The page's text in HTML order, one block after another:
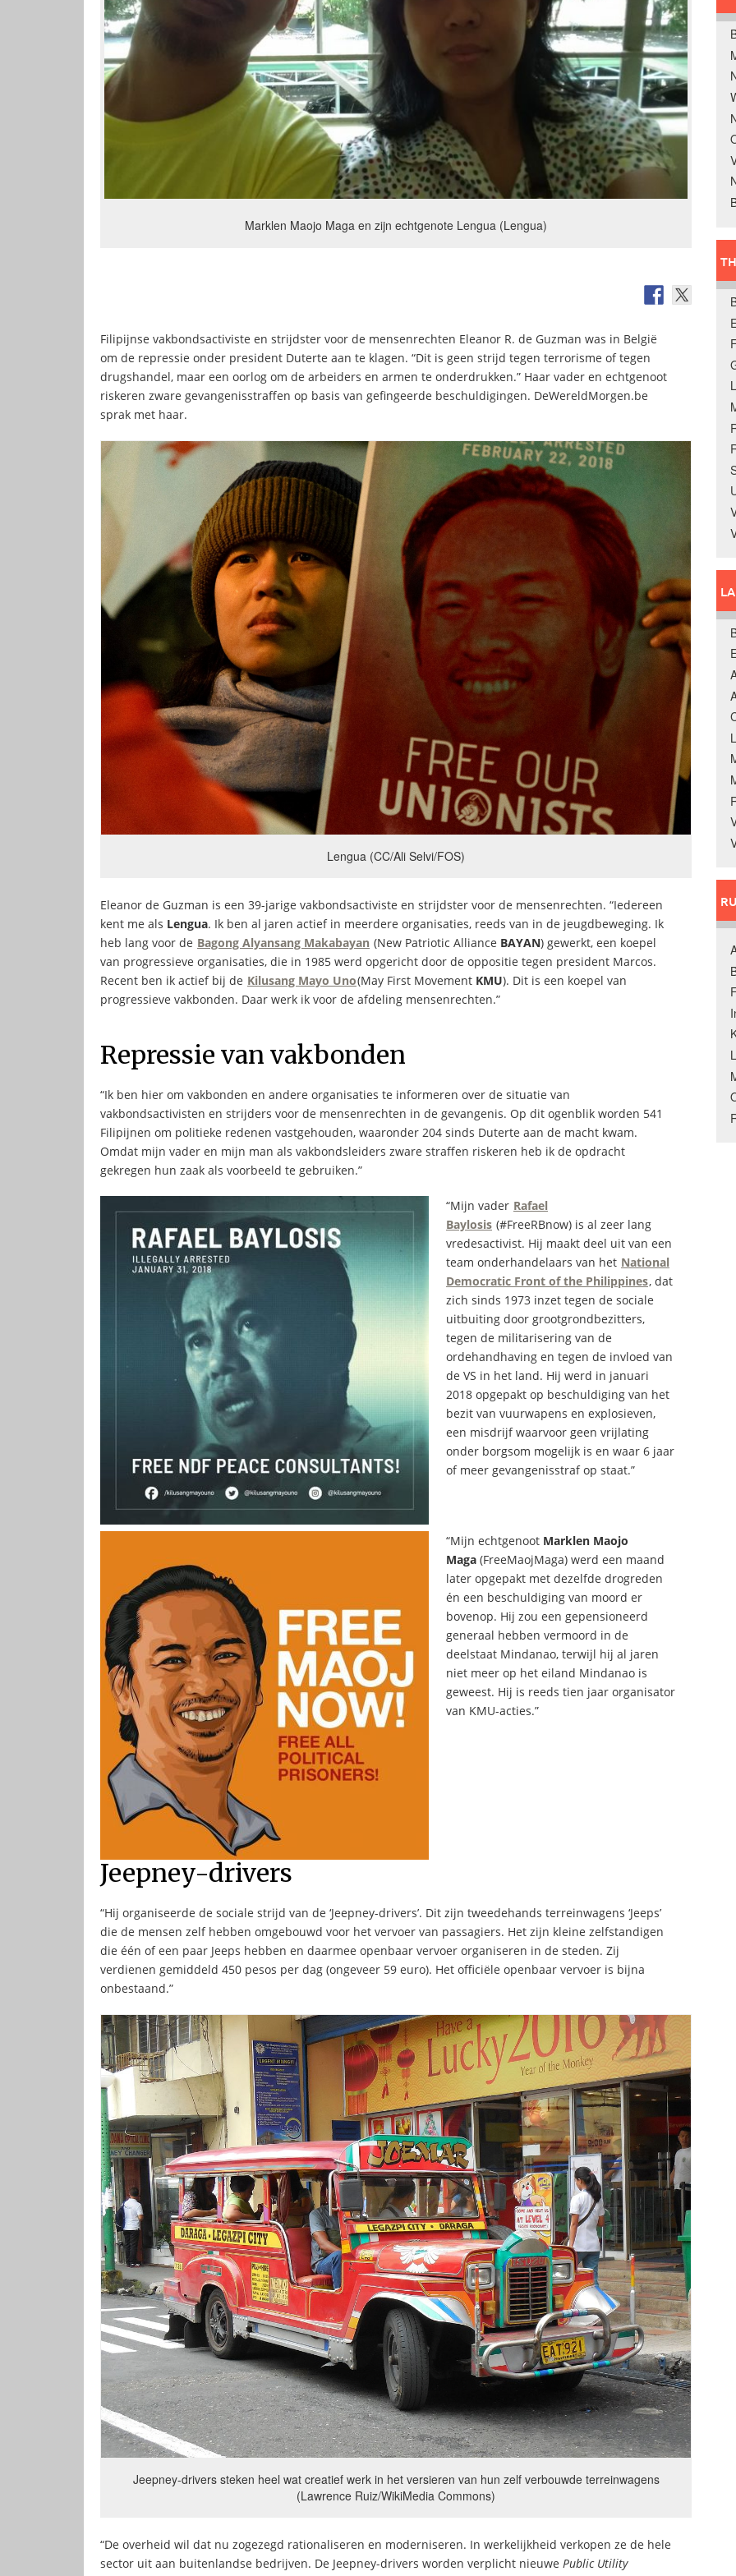
Marklen Maojo Maga en zijn echtgenote Lengua (Lengua)
Filipijnse vakbondsactiviste en strijdster voor de mensenrechten Eleanor R. de Guzman was in België
om de repressie onder president Duterte aan te klagen. “Dit is geen strijd tegen terrorisme of tegen
drugshandel, maar een oorlog om de arbeiders en armen te onderdrukken.” Haar vader en echtgenoot
riskeren zware gevangenisstraffen op basis van gefingeerde beschuldigingen. DeWereldMorgen.be
sprak met haar.
Lengua (CC/Ali Selvi/FOS)
Eleanor de Guzman is een 39-jarige vakbondsactiviste en strijdster voor de mensenrechten. “Iedereen
kent me als Lengua. Ik ben al jaren actief in meerdere organisaties, reeds van in de jeugdbeweging. Ik
heb lang voor de Bagong Alyansang Makabayan (New Patriotic Alliance BAYAN) gewerkt, een koepel
van progressieve organisaties, die in 1985 werd opgericht door de oppositie tegen president Marcos.
Recent ben ik actief bij de Kilusang Mayo Uno(May First Movement KMU). Dit is een koepel van
progressieve vakbonden. Daar werk ik voor de afdeling mensenrechten.”
Repressie van vakbonden
“Ik ben hier om vakbonden en andere organisaties te informeren over de situatie van
vakbondsactivisten en strijders voor de mensenrechten in de gevangenis. Op dit ogenblik worden 541
Filipijnen om politieke redenen vastgehouden, waaronder 204 sinds Duterte aan de macht kwam.
Omdat mijn vader en mijn man als vakbondsleiders zware straffen riskeren heb ik de opdracht
gekregen hun zaak als voorbeeld te gebruiken.”
“Mijn vader Rafael
Baylosis (#FreeRBnow) is al zeer lang
vredesactivist. Hij maakt deel uit van een
team onderhandelaars van het National
Democratic Front of the Philippines, dat
zich sinds 1973 inzet tegen de sociale
uitbuiting door grootgrondbezitters,
tegen de militarisering van de
ordehandhaving en tegen de invloed van
de VS in het land. Hij werd in januari
2018 opgepakt op beschuldiging van het
bezit van vuurwapens en explosieven,
een misdrijf waarvoor geen vrijlating
onder borgsom mogelijk is en waar 6 jaar
of meer gevangenisstraf op staat.”
“Mijn echtgenoot Marklen Maojo
Maga (FreeMaojMaga) werd een maand
later opgepakt met dezelfde drogreden
én een beschuldiging van moord er
bovenop. Hij zou een gepensioneerd
generaal hebben vermoord in de
deelstaat Mindanao, terwijl hij al jaren
niet meer op het eiland Mindanao is
geweest. Hij is reeds tien jaar organisator
van KMU-acties.”
Jeepney-drivers
“Hij organiseerde de sociale strijd van de ‘Jeepney-drivers’. Dit zijn tweedehands terreinwagens ‘Jeeps’
die de mensen zelf hebben omgebouwd voor het vervoer van passagiers. Het zijn kleine zelfstandigen
die één of een paar Jeeps hebben en daarmee openbaar vervoer organiseren in de steden. Zij
verdienen gemiddeld 450 pesos per dag (ongeveer 59 euro). Het officiële openbaar vervoer is bijna
onbestaand.”
Jeepney-drivers steken heel wat creatief werk in het versieren van hun zelf verbouwde terreinwagens
(Lawrence Ruiz/WikiMedia Commons)
“De overheid wil dat nu zogezegd rationaliseren en moderniseren. In werkelijkheid verkopen ze de hele
sector uit aan buitenlandse bedrijven. De Jeepney-drivers worden verplicht nieuwe Public Utility